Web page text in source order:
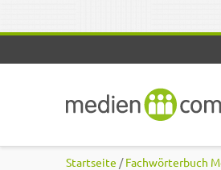
Startseite /Fachwörterbuch